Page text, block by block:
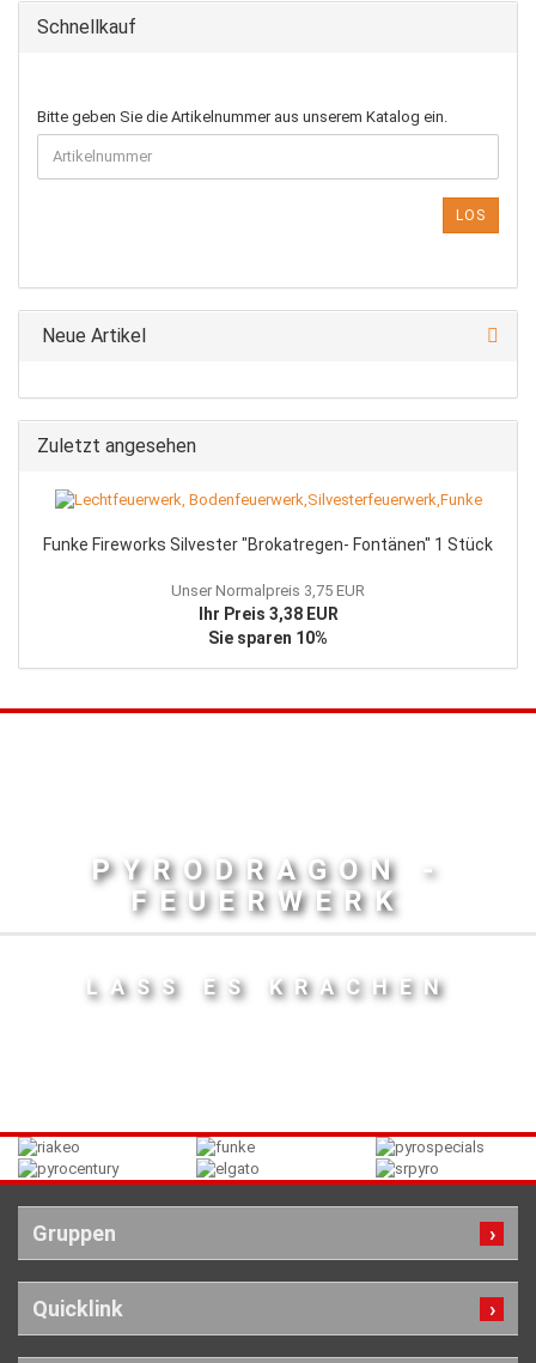
Schnellkauf
BITTE
GEBEN
SIE
DIE
EIN.
Bitte geben Sie die Artikelnummer aus unserem Katalog ein.
LOS
Neue Artikel
Zuletzt angesehen
Funke Fireworks Silvester "Brokatregen- Fontänen" 1 Stück
Unser Normalpreis 3,75 EUR
Ihr Preis 3,38 EUR
Sie sparen 10%
PYRODRAGON -
FEUERWERK
LASS ES KRACHEN
Gruppen
Quicklink